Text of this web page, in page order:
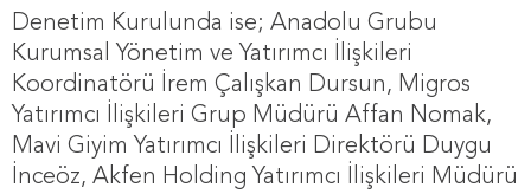
Denetim Kurulunda ise; Anadolu Grubu
Kurumsal Yönetim ve Yatırımcı İlişkileri
Koordinatörü İrem Çalışkan Dursun, Migros
Yatırımcı İlişkileri Grup Müdürü Affan Nomak,
Mavi Giyim Yatırımcı İlişkileri Direktörü Duygu
İnceöz, Akfen Holding Yatırımcı İlişkileri Müdürü